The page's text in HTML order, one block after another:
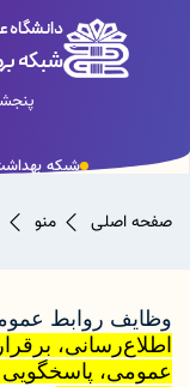
دانشگاه
شبکه
پنجشنبه 15
شبکه
صفحه اصلی منو
وظایف روابط
اطلاع‌رسانی،
عمومی،